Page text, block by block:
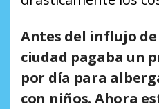
Antes del influjo
ciudad pagaba un
por día para
con niños. Ahora